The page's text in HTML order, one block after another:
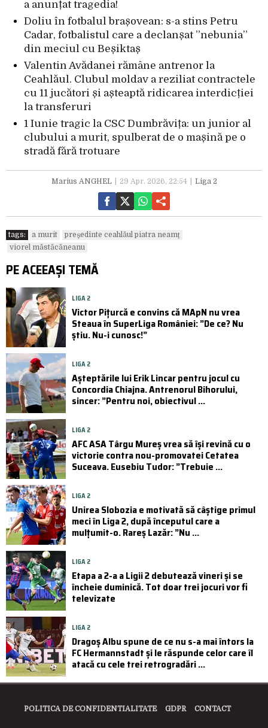
a anunțat tragedia!
Doliu în fotbalul brașovean: s-a stins Petru
Cadar, fotbalistul care a declanșat ”nebunia”
din meciul cu Beșiktaș
Valentin Avădanei rămâne antrenor la
Ceahlăul. Clubul moldav a reziliat contractele
cu 11 jucători și așteaptă ridicarea interdicției
la transferuri
1 Iunie tragic la CSC Dumbrăvița: un junior al
clubului a murit, spulberat de o mașină pe o
stradă fără trotuare
Marius ANGHEL 29 Apr. 2026, 22:54 Liga 2
tags: a murit
președinte ceahlăul piatra neamț
viorel măstăcăneanu
PE ACEEAȘI TEMĂ
LIGA 2
Victor Pițurcă e convins că MApN nu vrea
Steaua în SuperLiga României: ”De ce? Nu
știu. Nu-i cunosc!”
LIGA 2
Așteptările lui Erik Lincar pentru jocul cu
Concordia Chiajna. Antrenorul Bihorului,
sincer: ”Pentru noi, obiectivul ...
LIGA 2
AFC ASA Târgu Mureș vrea să își revină cu o
victorie contra nou-promovatei Cetatea
Suceava. Eusebiu Tudor: ”Trebuie ...
LIGA 2
Unirea Slobozia e motivată să câștige primul
meci în Liga 2, după începutul care a
mulțumit-o. Rareș Lazăr: ”Nu ...
LIGA 2
Etapa a 2-a a Ligii 2 debutează vineri și se
încheie duminică. Tot doar trei jocuri vor fi
televizate
LIGA 2
Dragoș Albu spune de ce nu s-a mai întors la
FC Hermannstadt și le răspunde celor care îl
atacă cu cele trei retrogradări ...
POLITICA DE CONFIDENTIALITATE GDPR CONTACT